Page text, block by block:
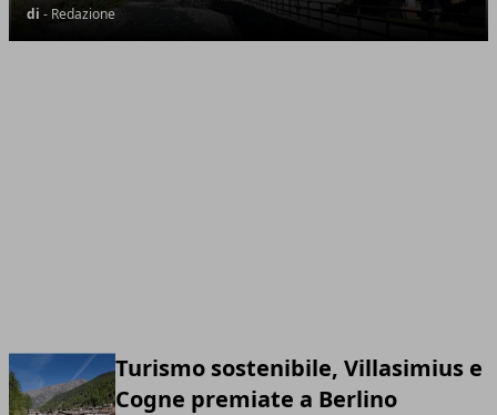
di - Redazione
Turismo sostenibile, Villasimius e
Cogne premiate a Berlino